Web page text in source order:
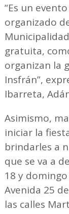
“Es un
organizado
gratuita,
organizan la
Insfrán”,
Ibarreta,
Asimismo,
iniciar la
brindarles a
que se va a
18 y
Avenida 25
las calles